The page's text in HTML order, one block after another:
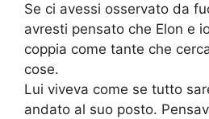
Se ci avessi osservato da
avresti pensato che Elon e
coppia come tante che
cose.
Lui viveva come se tutto
andato al suo posto.